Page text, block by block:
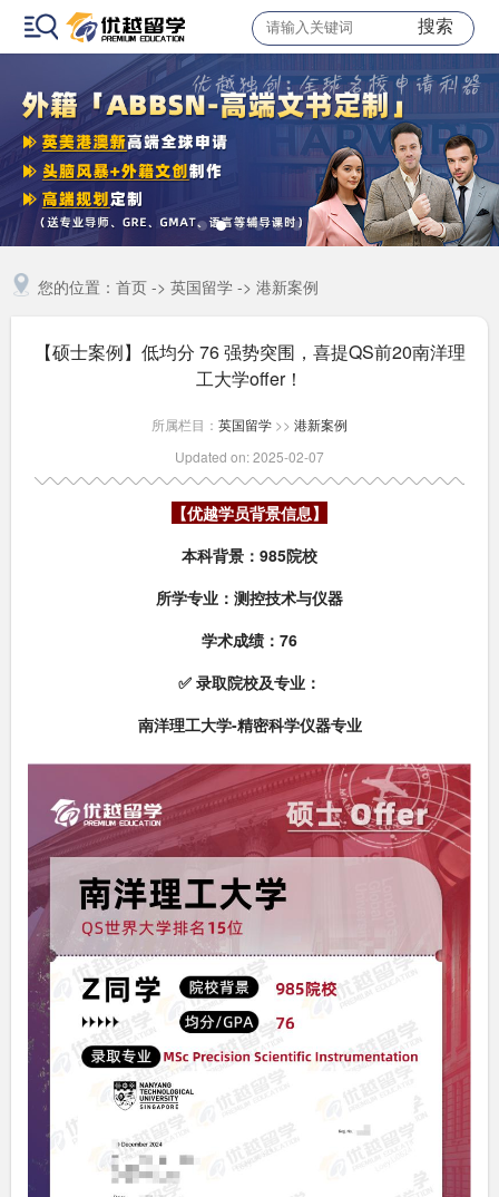
搜索
您的位置： 首页-> 英国留学-> 港新案例
【硕士案例】低均分 76 强势突围，喜提QS前20南洋理
工大学offer！
所属栏目： 英国留学 >> 港新案例
Updated on: 2025-02-07
【优越学员背景信息】
本科背景：985院校
所学专业：测控技术与仪器
学术成绩：76
✅ 录取院校及专业：
南洋理工大学-精密科学仪器专业